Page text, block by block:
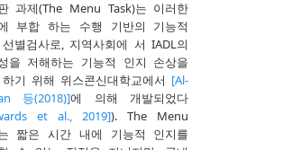
과제(The Menu Task)는 이러한
부합 하는 수행 기반의 기능적
별검사로, 지역사회에 서 IADL의
을 저해하는 기능적 인지 손상을
기 위해 위스콘신대학교에서 [Al-
등(2018)]에 의해 개발되었다
et al., 2019]). The Menu
짧은 시간 내에 기능적 인지를